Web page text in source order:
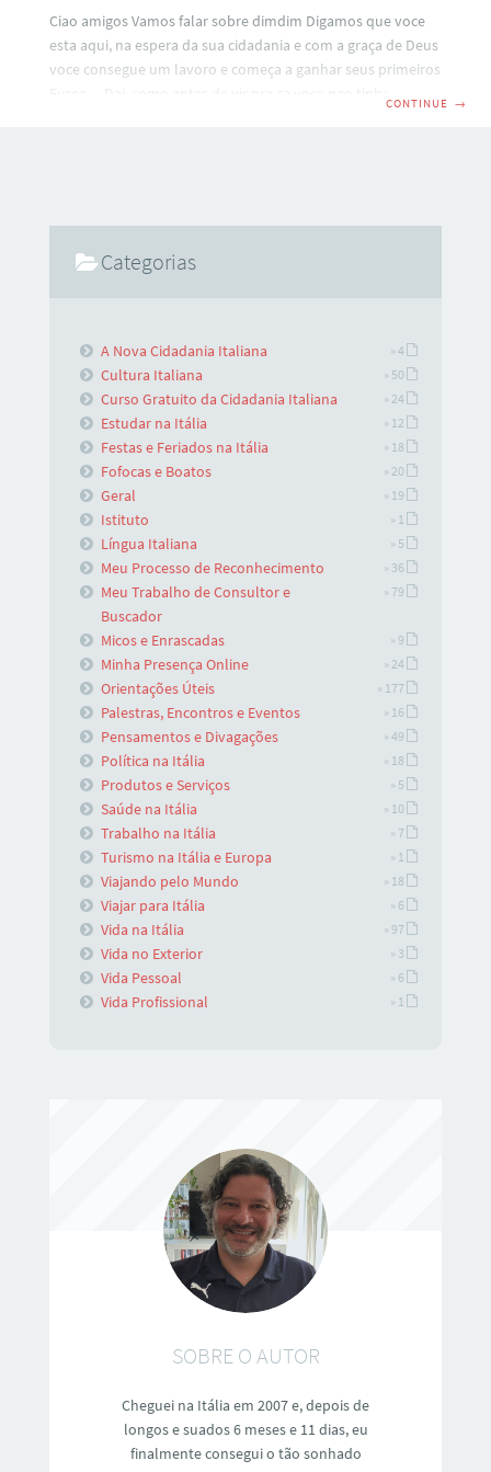
Ciao amigos Vamos falar sobre dimdim Digamos que voce
esta aqui, na espera da sua cidadania e com a graça de Deus
voce consegue um lavoro e começa a ganhar seus primeiros
CONTINUE →
Categorias
A Nova Cidadania Italiana » 4
Cultura Italiana » 50
Curso Gratuito da Cidadania Italiana » 24
Estudar na Itália » 12
Festas e Feriados na Itália » 18
Fofocas e Boatos » 20
Geral » 19
Istituto » 1
Língua Italiana » 5
Meu Processo de Reconhecimento » 36
Meu Trabalho de Consultor e
Buscador
» 79
Micos e Enrascadas » 9
Minha Presença Online » 24
Orientações Úteis » 177
Palestras, Encontros e Eventos » 16
Pensamentos e Divagações » 49
Política na Itália » 18
Produtos e Serviços » 5
Saúde na Itália » 10
Trabalho na Itália » 7
Turismo na Itália e Europa » 1
Viajando pelo Mundo » 18
Viajar para Itália » 6
Vida na Itália » 97
Vida no Exterior » 3
Vida Pessoal » 6
Vida Profissional » 1
SOBRE O AUTOR
Cheguei na Itália em 2007 e, depois de
longos e suados 6 meses e 11 dias, eu
finalmente consegui o tão sonhado